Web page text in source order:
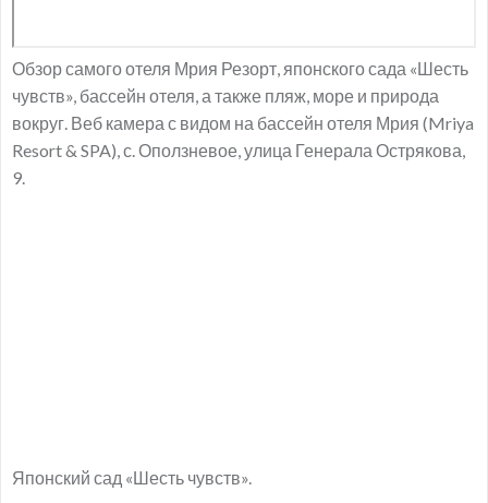
Обзор самого отеля Мрия Резорт, японского сада «Шесть
чувств», бассейн отеля, а также пляж, море и природа
вокруг. Веб камера с видом на бассейн отеля Мрия (Mriya
Resort & SPA), с. Оползневое, улица Генерала Острякова,
9.
Японский сад «Шесть чувств».